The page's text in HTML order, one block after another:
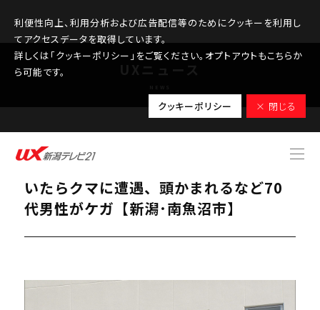
利便性向上、利用分析および広告配信等のためにクッキーを利用し
てアクセスデータを取得しています。
詳しくは「クッキーポリシー」をご覧ください。オプトアウトもこちらか
ら可能です。
クッキーポリシー × 閉じる
2025.09.29
【クマ出没警戒警報】釣りをしに歩いて
いたらクマに遭遇、頭かまれるなど70
代男性がケガ【新潟･南魚沼市】